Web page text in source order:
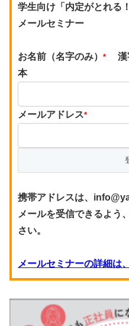
学生向け「内定がとれる
メールセミナー
お名前（名字のみ） *
漢
本
メールアドレス*
携帯アドレスは、
メールを受信できるよう
さい。
メールセミナーの詳細は